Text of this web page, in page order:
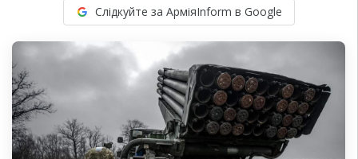
Слідкуйте за АрміяInform в Google